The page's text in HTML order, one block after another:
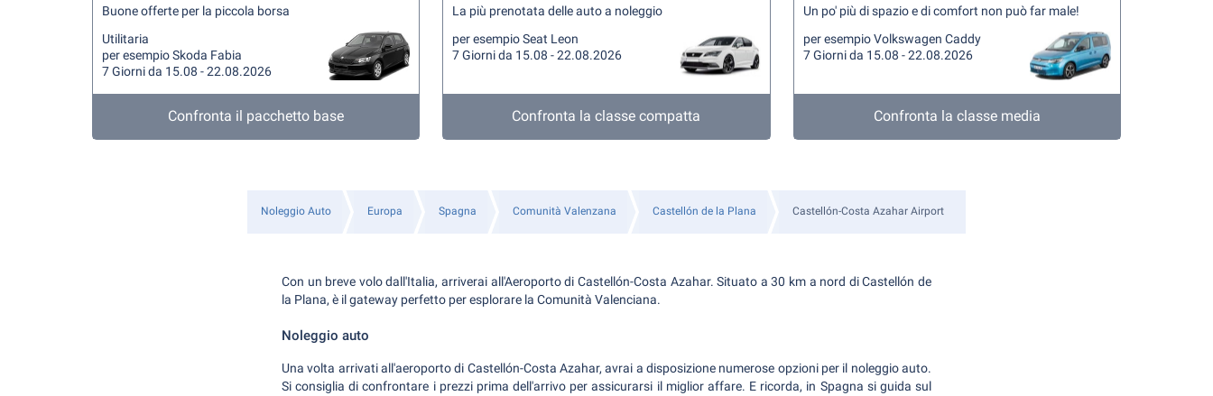
Buone offerte per la piccola borsa
Utilitaria
per esempio Skoda Fabia
7 Giorni da 15.08 - 22.08.2026
Confronta il pacchetto base
La più prenotata delle auto a noleggio
per esempio Seat Leon
7 Giorni da 15.08 - 22.08.2026
Confronta la classe compatta
Un po' più di spazio e di comfort non può far male!
per esempio Volkswagen Caddy
7 Giorni da 15.08 - 22.08.2026
Confronta la classe media
Noleggio Auto Europa Spagna Comunità Valenzana Castellón de la Plana Castellón-Costa Azahar Airport
Con un breve volo dall'Italia, arriverai all'Aeroporto di Castellón-Costa Azahar. Situato a 30 km a nord di Castellón de
la Plana, è il gateway perfetto per esplorare la Comunità Valenciana.
Noleggio auto
Una volta arrivati all'aeroporto di Castellón-Costa Azahar, avrai a disposizione numerose opzioni per il noleggio auto.
Si consiglia di confrontare i prezzi prima dell'arrivo per assicurarsi il miglior affare. E ricorda, in Spagna si guida sul